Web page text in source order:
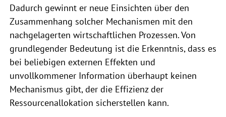
Dadurch gewinnt er neue Einsichten über den
Zusammenhang solcher Mechanismen mit den
nachgelagerten wirtschaftlichen Prozessen. Von
grundlegender Bedeutung ist die Erkenntnis, dass es
bei beliebigen externen Effekten und
unvollkommener Information überhaupt keinen
Mechanismus gibt, der die Effizienz der
Ressourcenallokation sicherstellen kann.